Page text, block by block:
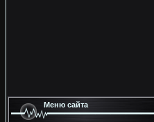
Меню сайта